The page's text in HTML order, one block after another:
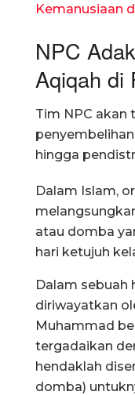
Kemanusiaan
NPC
Aqiqah di
Tim NPC akan
hingga
Dalam Islam,
atau domba
hari ketujuh
Dalam sebuah
diriwayatkan
Muhammad
tergadaikan
hendaklah
domba)